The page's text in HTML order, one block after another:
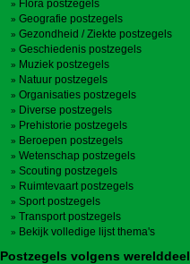
Flora postzegels
Geografie postzegels
Gezondheid / Ziekte postzegels
Geschiedenis postzegels
Muziek postzegels
Natuur postzegels
Organisaties postzegels
Diverse postzegels
Prehistorie postzegels
Beroepen postzegels
Wetenschap postzegels
Scouting postzegels
Ruimtevaart postzegels
Sport postzegels
Transport postzegels
Bekijk volledige lijst thema's
Postzegels volgens werelddeel